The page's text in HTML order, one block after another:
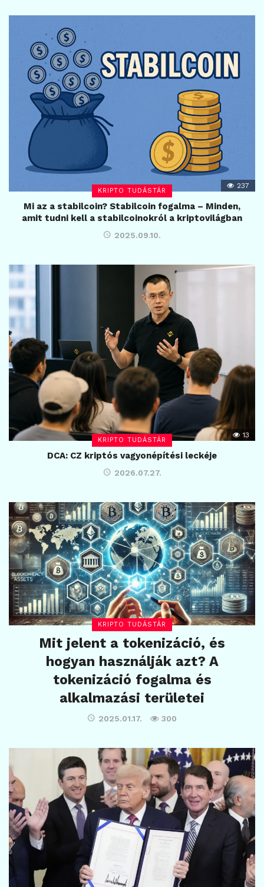
KRIPTO TUDÁSTÁR
237
Mi az a stabilcoin? Stabilcoin fogalma – Minden,
amit tudni kell a stabilcoinokról a kriptovilágban
2025.09.10.
KRIPTO TUDÁSTÁR
13
DCA: CZ kriptós vagyonépítési leckéje
2026.07.27.
KRIPTO TUDÁSTÁR
Mit jelent a tokenizáció, és
hogyan használják azt? A
tokenizáció fogalma és
alkalmazási területei
2025.01.17. 300